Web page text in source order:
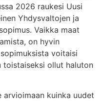
2026 raukesi Uusi
Yhdysvaltojen ja
Vaikka maat
on hyvin
voitaisi
toistaiseksi ollut haluton
arvioimaan kuinka uudet